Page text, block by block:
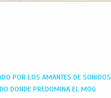
POR LOS AMANTES DE SONIDOS
DONDE PREDOMINA EL MOG